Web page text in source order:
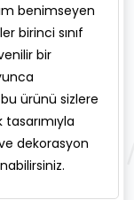
benimseyen
birinci sınıf
bir
ürünü sizlere
dekorasyon